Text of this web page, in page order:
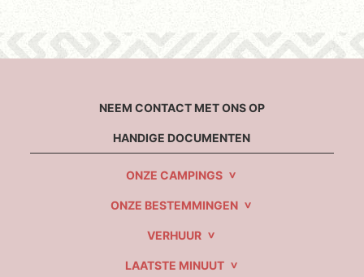
NEEM CONTACT MET ONS OP
HANDIGE DOCUMENTEN
ONZE CAMPINGS
ONZE BESTEMMINGEN
VERHUUR
LAATSTE MINUUT